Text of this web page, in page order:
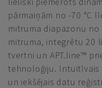
pārmaiņām no -70 °C
mitruma diapazonu
mitruma, integrētu 20
tvertni un APT.line™
tehnoloģiju.
un iekšējais datu